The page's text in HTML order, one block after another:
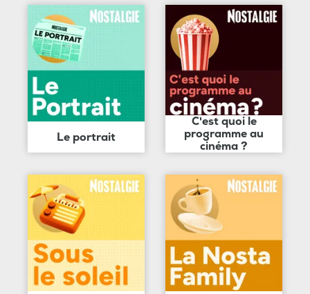
Le portrait
C'est quoi le
programme au
cinéma ?